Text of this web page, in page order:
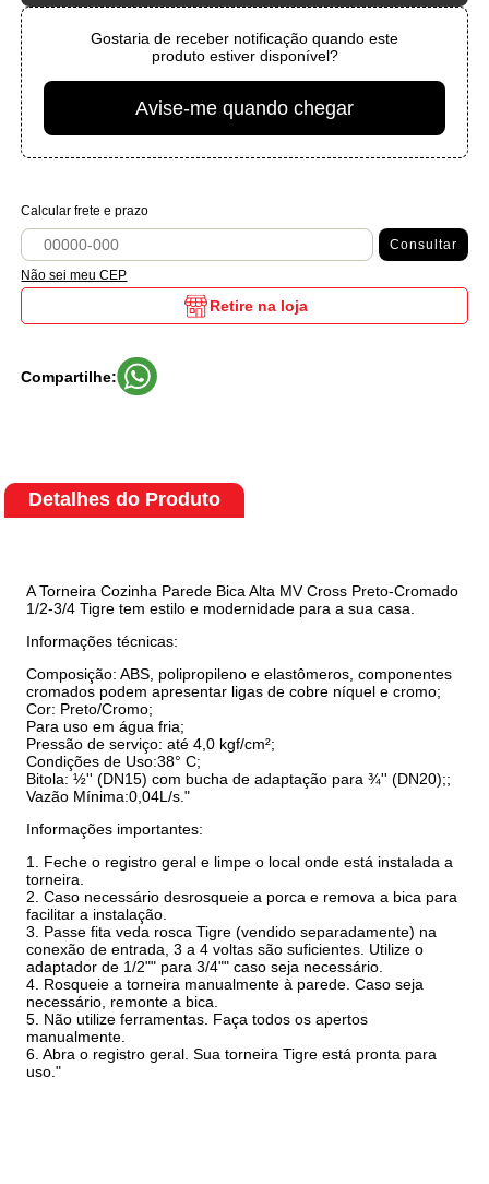
Gostaria de receber notificação quando este
produto estiver disponível?
Avise-me quando chegar
Calcular frete e prazo
Consultar
Não sei meu CEP
Retire na loja
Compartilhe:
Detalhes do Produto
A Torneira Cozinha Parede Bica Alta MV Cross Preto-Cromado
1/2-3/4 Tigre tem estilo e modernidade para a sua casa.
Informações técnicas:
Composição: ABS, polipropileno e elastômeros, componentes
cromados podem apresentar ligas de cobre níquel e cromo;
Cor: Preto/Cromo;
Para uso em água fria;
Pressão de serviço: até 4,0 kgf/cm²;
Condições de Uso:38° C;
Bitola: ½'' (DN15) com bucha de adaptação para ¾'' (DN20);;
Vazão Mínima:0,04L/s."
Informações importantes:
1. Feche o registro geral e limpe o local onde está instalada a
torneira.
2. Caso necessário desrosqueie a porca e remova a bica para
facilitar a instalação.
3. Passe fita veda rosca Tigre (vendido separadamente) na
conexão de entrada, 3 a 4 voltas são suficientes. Utilize o
adaptador de 1/2"" para 3/4"" caso seja necessário.
4. Rosqueie a torneira manualmente à parede. Caso seja
necessário, remonte a bica.
5. Não utilize ferramentas. Faça todos os apertos
manualmente.
6. Abra o registro geral. Sua torneira Tigre está pronta para
uso."